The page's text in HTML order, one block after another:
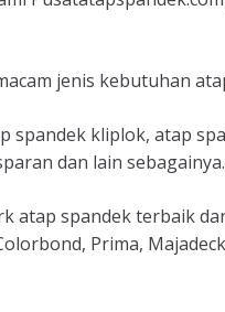
jenis kebutuhan
spandek kliplok, atap
dan lain sebagainya.
atap spandek terbaik
Prima,